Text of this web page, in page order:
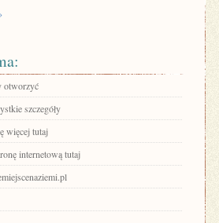
otworzyć
szczegóły
więcej tutaj
internetową tutaj